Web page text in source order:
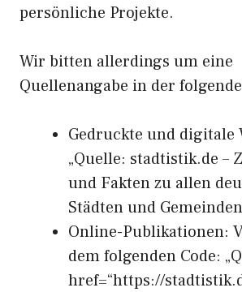
persönliche Projekte.
Wir bitten allerdings um eine
Quellenangabe in der
Gedruckte und digitale
„Quelle: stadtistik.de –
und Fakten zu allen
Städten und
Online-Publikationen:
dem folgenden Code:
href=“https://